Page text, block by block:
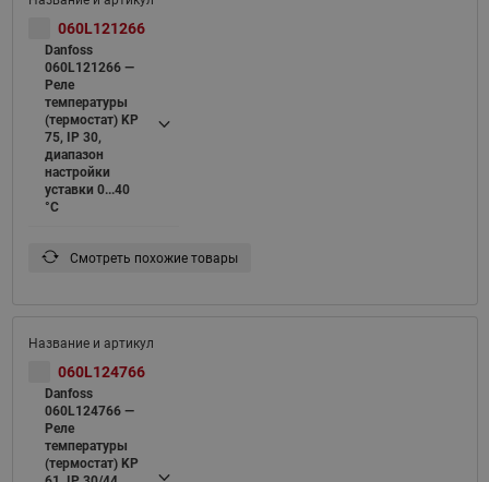
060L121266
Danfoss
060L121266 —
Реле
температуры
(термостат) KP
75, IP 30,
диапазон
настройки
уставки 0...40
°C
Смотреть похожие товары
060L124766
Danfoss
060L124766 —
Реле
температуры
(термостат) KP